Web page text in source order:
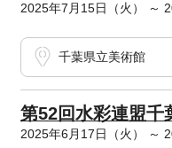
2025年7月15日（火） ～
千葉県立美術館
第52回水彩連盟千
2025年6月17日（火） ～